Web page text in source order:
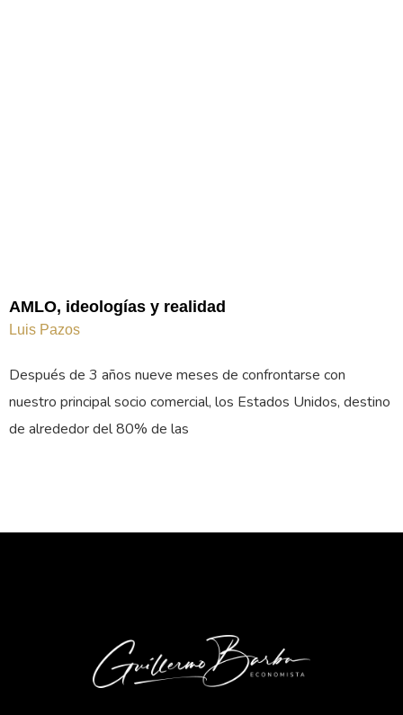
AMLO, ideologías y realidad
Luis Pazos
Después de 3 años nueve meses de confrontarse con
nuestro principal socio comercial, los Estados Unidos, destino
de alrededor del 80% de las